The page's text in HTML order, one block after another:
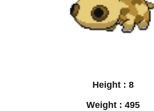
Height : 8
Weight : 495